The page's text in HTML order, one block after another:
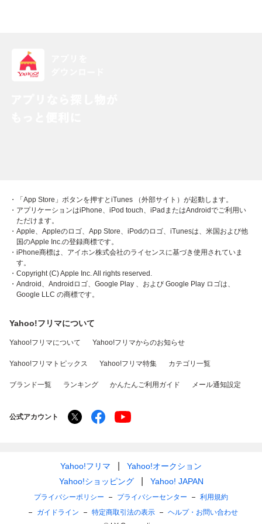
・「App Store」ボタンを押すとiTunes （外部サイト）が起動します。
・アプリケーションはiPhone、iPod touch、iPadまたはAndroidでご利用い
ただけます。
・Apple、Appleのロゴ、App Store、iPodのロゴ、iTunesは、米国および他
国のApple Inc.の登録商標です。
・iPhone商標は、アイホン株式会社のライセンスに基づき使用されていま
す。
・Copyright (C) Apple Inc. All rights reserved.
・Android、Androidロゴ、Google Play 、および Google Play ロゴは、
Google LLC の商標です。
Yahoo!フリマについて
Yahoo!フリマについて Yahoo!フリマからのお知らせ
Yahoo!フリマトピックス Yahoo!フリマ特集 カテゴリ一覧
ブランド一覧 ランキング かんたんご利用ガイド メール通知設定
公式アカウント
Yahoo!フリマ
Yahoo!オークション
Yahoo!ショッピング
Yahoo! JAPAN
プライバシーポリシー プライバシーセンター
利用規約
ガイドライン
特定商取引法の表示
ヘルプ・お問い合わせ